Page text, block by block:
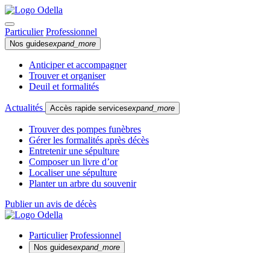
Particulier Professionnel
Nos guidesexpand_more
Anticiper et accompagner
Trouver et organiser
Deuil et formalités
Actualités Accès rapide servicesexpand_more
Trouver des pompes funèbres
Gérer les formalités après décès
Entretenir une sépulture
Composer un livre d’or
Localiser une sépulture
Planter un arbre du souvenir
Publier un avis de décès
Particulier Professionnel
Nos guidesexpand_more